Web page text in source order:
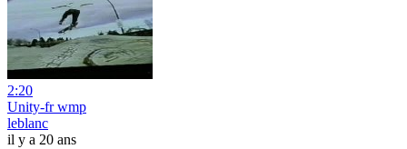
2:20
Unity-fr wmp
leblanc
il y a 20 ans